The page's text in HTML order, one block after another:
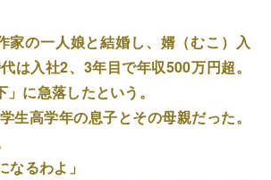
の一人娘と結婚し、婿（むこ）入
は入社2、3年目で年収500万円超。
に急落したという。
高学年の息子とその母親だった。
なるわよ」